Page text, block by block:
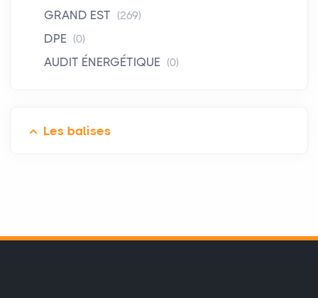
GRAND EST (269)
DPE (0)
AUDIT ÉNERGÉTIQUE (0)
Les balises